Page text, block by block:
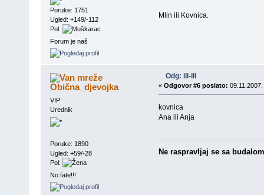
Poruke: 1751
Ugled: +149/-112
Pol:
Forum je naš
Mlin ili Kovnica.
Obična_djevojka
VIP
Urednik
Poruke: 1890
Ugled: +59/-28
Pol:
No fate!!!
Odg: ili-ili
« Odgovor #6 poslato:
kovnica
Ana ili Anja
Ne raspravljaj se sa